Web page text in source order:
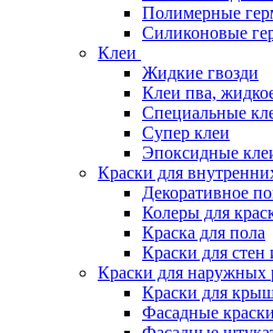
Полимерные
Силиконовые
Клеи
Жидкие гвозди
Клеи пва,
Специальные
Супер клеи
Эпоксидные
Краски для
Декоративное
Колеры для
Краска для пола
Краски для стен
Краски для наружных
Краски для
Фасадные краски